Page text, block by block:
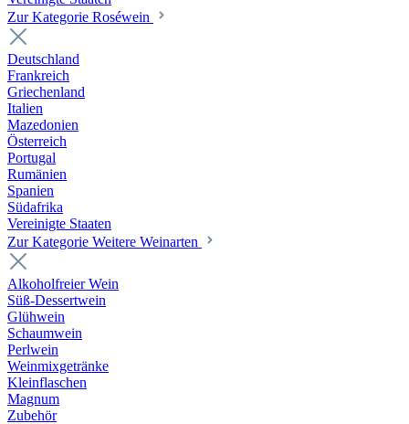
Zur Kategorie Roséwein
Deutschland
Frankreich
Griechenland
Italien
Mazedonien
Österreich
Portugal
Rumänien
Spanien
Südafrika
Vereinigte Staaten
Zur Kategorie Weitere Weinarten
Alkoholfreier Wein
Süß-Dessertwein
Glühwein
Schaumwein
Perlwein
Weinmixgetränke
Kleinflaschen
Magnum
Zubehör